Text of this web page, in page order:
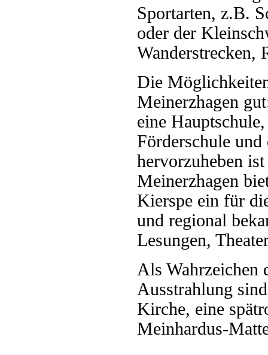
Sportarten, z.B.
oder der
Wanderstrecken,
Die
Meinerzhagen
eine
Förderschule
hervorzuheben
Meinerzhagen
Kierspe ein für
und regional
Lesungen,
Als Wahrzeichen
Ausstrahlung
Kirche, eine
Meinhardus-